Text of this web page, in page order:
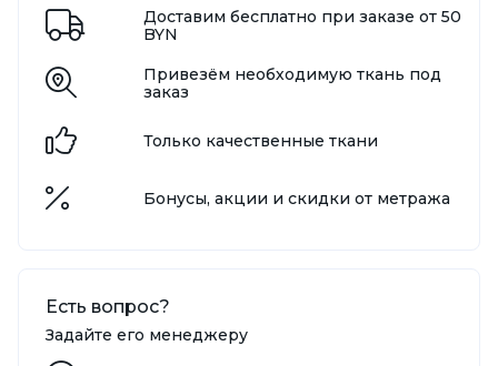
Доставим бесплатно при заказе от 50
BYN
Привезём необходимую ткань под
заказ
Только качественные ткани
Бонусы, акции и скидки от метража
Есть вопрос?
Задайте его менеджеру